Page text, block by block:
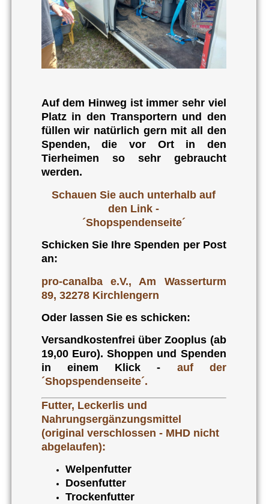
Auf dem Hinweg ist immer sehr viel
Platz in den Transportern und den
füllen wir natürlich gern mit all den
Spenden, die vor Ort in den
Tierheimen so sehr gebraucht
werden.
Schauen Sie auch unterhalb auf
den Link -
´Shopspendenseite´
Schicken Sie Ihre Spenden per Post
an:
pro-canalba e.V., Am Wasserturm
89, 32278 Kirchlengern
Oder lassen Sie es schicken:
Versandkostenfrei über Zooplus (ab
19,00 Euro). Shoppen und Spenden
in einem Klick - auf der
´Shopspendenseite´.
Futter, Leckerlis und
Nahrungsergänzungsmittel
(original verschlossen - MHD nicht
abgelaufen):
Welpenfutter
Dosenfutter
Trockenfutter